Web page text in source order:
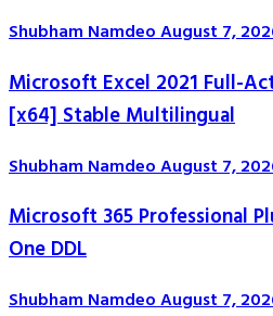
Shubham NamdeoAugust 7,
Microsoft Excel 2021 Full-
[x64] Stable Multilingual
Shubham NamdeoAugust 7,
Microsoft 365 Professional
One DDL
Shubham NamdeoAugust 7,